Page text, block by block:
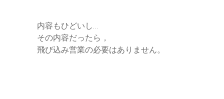
内容もひどいし…
その内容だったら，
飛び込み営業の必要はありません。